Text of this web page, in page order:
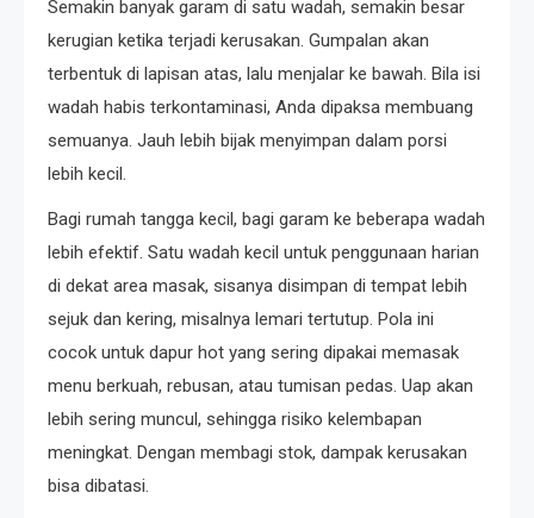
Semakin banyak garam di satu wadah, semakin besar
kerugian ketika terjadi kerusakan. Gumpalan akan
terbentuk di lapisan atas, lalu menjalar ke bawah. Bila isi
wadah habis terkontaminasi, Anda dipaksa membuang
semuanya. Jauh lebih bijak menyimpan dalam porsi
lebih kecil.
Bagi rumah tangga kecil, bagi garam ke beberapa wadah
lebih efektif. Satu wadah kecil untuk penggunaan harian
di dekat area masak, sisanya disimpan di tempat lebih
sejuk dan kering, misalnya lemari tertutup. Pola ini
cocok untuk dapur hot yang sering dipakai memasak
menu berkuah, rebusan, atau tumisan pedas. Uap akan
lebih sering muncul, sehingga risiko kelembapan
meningkat. Dengan membagi stok, dampak kerusakan
bisa dibatasi.